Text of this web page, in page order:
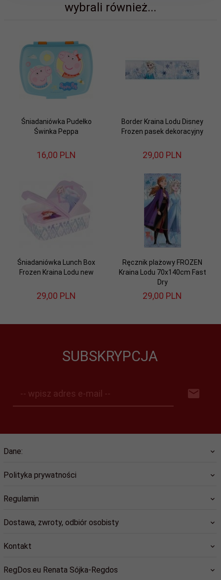
wybrali również...
Śniadaniówka Pudełko
Świnka Peppa
16,00 PLN
Border Kraina Lodu Disney
Frozen pasek dekoracyjny
29,00 PLN
Śniadaniówka Lunch Box
Frozen Kraina Lodu new
29,00 PLN
Ręcznik plażowy FROZEN
Kraina Lodu 70x140cm Fast
Dry
29,00 PLN
SUBSKRYPCJA
-- wpisz adres e-mail --
Dane:
Polityka prywatności
Regulamin
Dostawa, zwroty, odbiór osobisty
Kontakt
RegDos.eu Renata Sójka-Regdos